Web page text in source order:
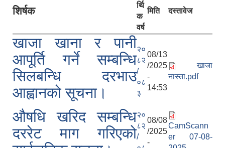
शिर्षक
र्थि
क
वर्ष
मिति दस्तावेज
खाजा खाना र पानी
आपूर्ति गर्ने सम्बन्धि
सिलबन्धि दरभाउ
आह्वानको सूचना।
२०
८२
/
०८
३
08/13
/2025
-
14:53
खाजा
नास्ता.pdf
औषधि खरिद सम्बन्धि
दररेट माग गरिएको
२०
८२
/
08/08
/2025
-
CamScann
er 07-08-